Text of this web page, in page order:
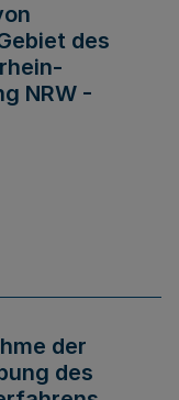
des
NRW -
der
des